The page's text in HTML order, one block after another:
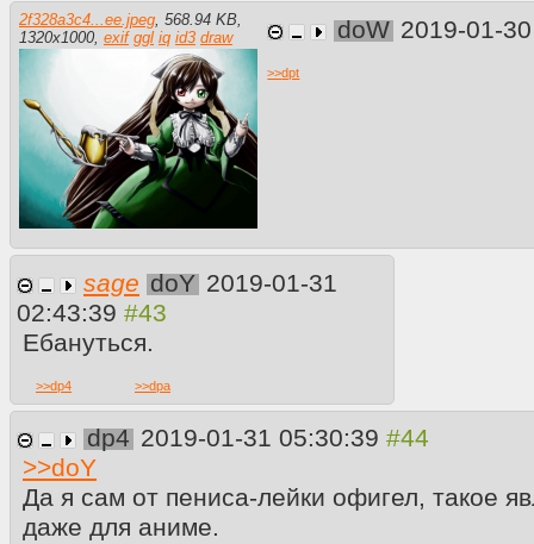
2f328a3c4...ee.jpeg 568.94 KB
1320x1000 exif ggl iq id3 draw doW 2019-01-
>>dpt
sage doY 2019-01-31
02:43:39
Ебануться.
>>dp4 >>dpa
dp4 2019-01-31 05:30:39
>>doY
Да я сам от пениса-лейки офигел, такое
даже для аниме.